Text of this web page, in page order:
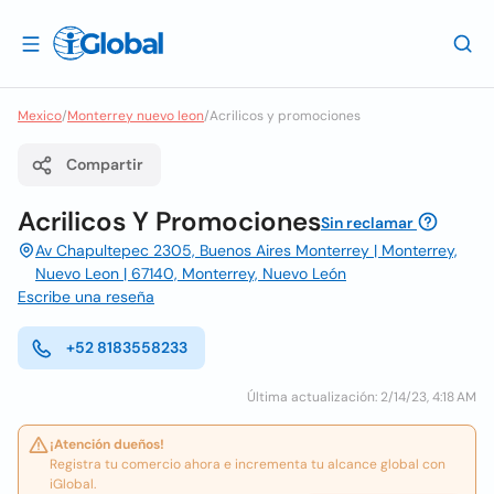
Mexico/Monterrey nuevo leon/Acrilicos y promociones
Compartir
Acrilicos Y PromocionesSin reclamar
Av Chapultepec 2305, Buenos Aires Monterrey | Monterrey,
Nuevo Leon | 67140, Monterrey, Nuevo León
Escribe una reseña
+52 8183558233
Última actualización: 2/14/23, 4:18 AM
¡Atención dueños!
Registra tu comercio ahora e incrementa tu alcance global con
iGlobal.